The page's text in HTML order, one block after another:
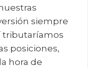
siempre
tributaríamos
posiciones,
hora de